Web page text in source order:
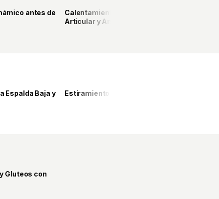
antes de ELITE
Calentamiento con Movilidad
Articular y Animal Flow
Espalda Baja y PRO
Estiramientos Después de Entrenar
Gluteos con